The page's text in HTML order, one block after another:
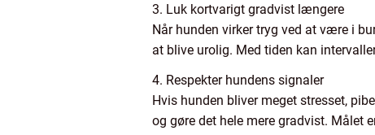
3. Luk kortvarigt gradvist længere
Når hunden virker tryg ved at være i
at blive urolig. Med tiden kan
4. Respekter hundens signaler
Hvis hunden bliver meget stresset,
og gøre det hele mere gradvist. Målet